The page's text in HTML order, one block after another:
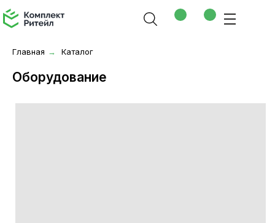
Главная → Каталог
Оборудование